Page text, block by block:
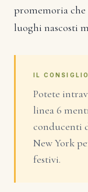
promemoria che
luoghi nascosti
IL
Potete
linea 6
conducenti
New York
festivi.